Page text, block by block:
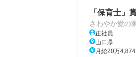
「保育士」
さわやか愛の
正社員
山口県
月給20万4,874